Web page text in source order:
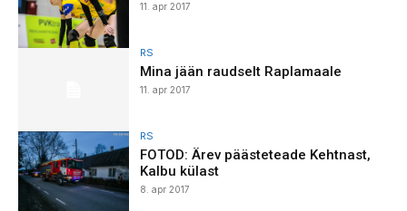
11. apr 2017
RS
Mina jään raudselt Raplamaale
11. apr 2017
RS
FOTOD: Ärev päästeteade Kehtnast,
Kalbu külast
8. apr 2017